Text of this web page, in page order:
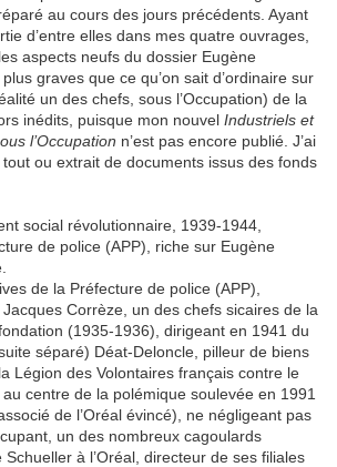
au cours des jours précédents. Ayant
d’entre elles dans mes quatre ouvrages,
aspects neufs du dossier Eugène
graves que ce qu’on sait d’ordinaire sur
un des chefs, sous l’Occupation) de la
inédits, puisque mon nouvel Industriels et
l’Occupation n’est pas encore publié. J’ai
ou extrait de documents issus des fonds
social révolutionnaire, 1939-1944,
de police (APP), riche sur Eugène
de la Préfecture de police (APP),
Corrèze, un des chefs sicaires de la
(1935-1936), dirigeant en 1941 du
séparé) Déat-Deloncle, pilleur de biens
Légion des Volontaires français contre le
centre de la polémique soulevée en 1991
de l’Oréal évincé), ne négligeant pas
un des nombreux cagoulards
à l’Oréal, directeur de ses filiales